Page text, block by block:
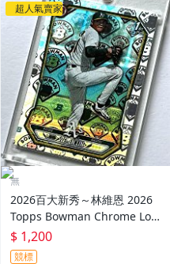
超人氣賣家
無
2026百大新秀～林維恩 2026
Topps Bowman Chrome Log
o Foil Refractor SSP 新人雷射
亮面卡 RC～
$ 1,200
競標